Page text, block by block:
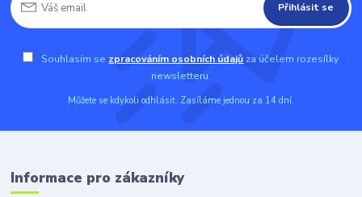
Přihlásit se
Souhlasím se zpracováním osobních údajů za účelem rozesílky
newsletteru.
Můžete se kdykoli odhlásit. Zasíláme jednou za 14 dní.
Informace pro zákazníky